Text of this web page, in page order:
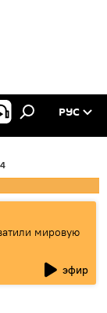
РУС
мировую
эфир